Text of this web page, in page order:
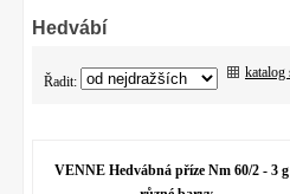
Hedvábí
Řadit:
katalog
VENNE Hedvábná příze Nm 60/2 - 3